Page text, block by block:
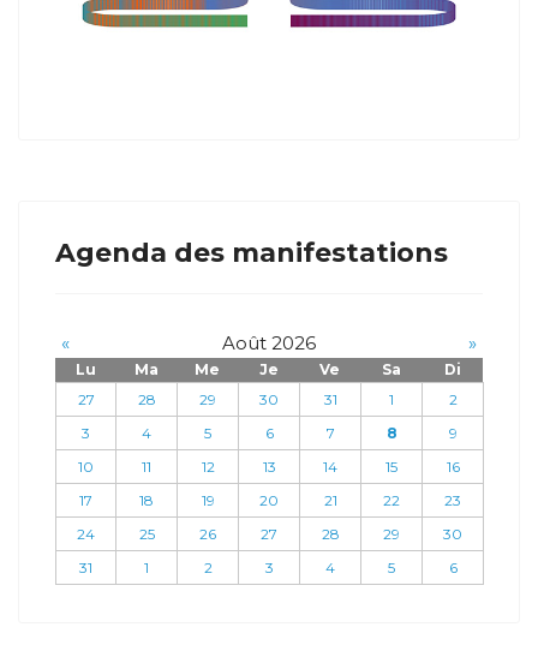
Agenda des manifestations
« Août 2026 »
Lu Ma Me Je Ve Sa
Di
27
28 29 30 31 1
2
3
4 5 6 7 8
9
10
11 12 13 14 15
16
17
18 19 20 21 22
23
24
25 26 27 28 29
30
31
1 2 3 4 5 6